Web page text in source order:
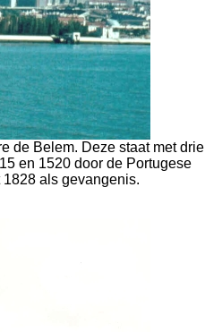
de Belem. Deze staat met drie
en 1520 door de Portugese
als gevangenis.